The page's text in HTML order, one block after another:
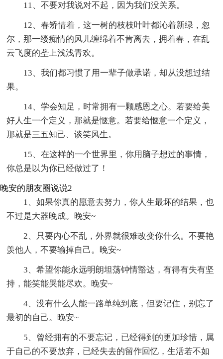
11、不要对我说对不起，因为我们没关系。
12、春矫情着，这一树的枝枝叶叶都沁着新绿，忽
尔，那一缕痴情的风儿缠绵着不肯离去，拥着春，在乱
云飞度的垄上浅浅青欢。
13、我们都习惯了用一辈子做承诺，却从没想过结
果。
14、学会知足，时常拥有一颗感恩之心。若要给美
好人生一个定义，那就是惬意。若要给惬意一个定义，
那就是三五知己、谈笑风生。
15、在这样的一个世界里，你用脑子想过的事情，
你总是以为你已经做过了！
晚安的朋友圈说说2
1、如果你真的愿意去努力，你人生最坏的结果，也
不过是大器晚成。晚安~
2、只要内心不乱，外界就很难改变你什么。不要艳
羡他人，不要输掉自己。晚安~
3、希望你能永远明朗坦荡钟情豁达，有得有失有坚
持，能笑能哭能尽欢。晚安~
4、没有什么人能一路单纯到底，但要记住，别忘了
最初的自己。晚安~
5、曾经拥有的不要忘记，已经得到的更加珍惜，属
于自己的不要放弃，已经失去的留作回忆，生活若不如